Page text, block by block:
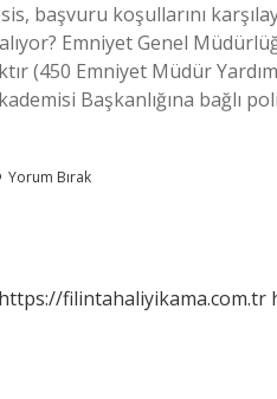
başvuru koşullarını
Emniyet Genel
(450 Emniyet Müdür
Başkanlığına bağlı
Yorum Bırak
https://filintahaliyikama.com.tr